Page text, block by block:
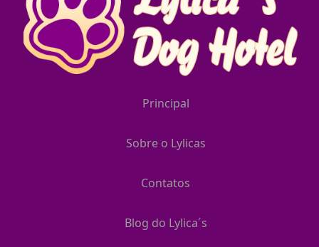
Principal
Sobre o Lylicas
Contatos
Blog do Lylica´s